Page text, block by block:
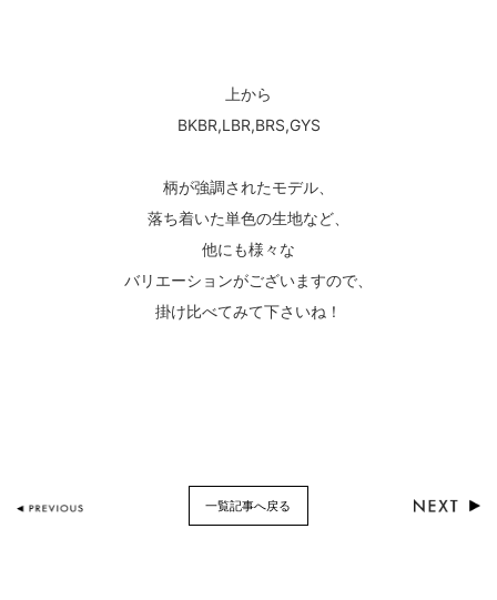
上から
BKBR,LBR,BRS,GYS
柄が強調されたモデル、
落ち着いた単色の生地など、
他にも様々な
バリエーションがございますので、
掛け比べてみて下さいね！
一覧記事へ戻る